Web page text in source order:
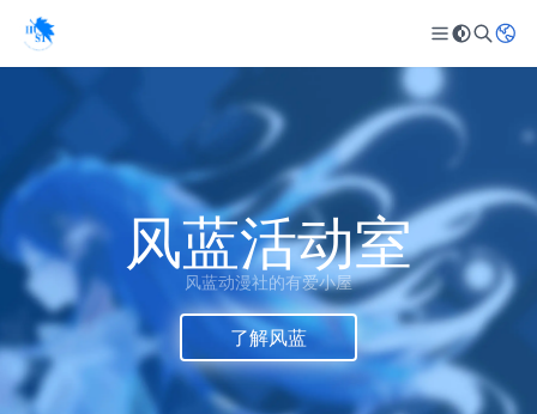
风蓝活动室
风蓝动漫社的有爱小屋
了解风蓝